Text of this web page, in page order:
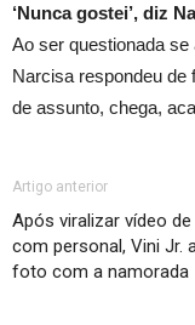
‘Nunca gostei’, diz
Ao ser questionada se
Narcisa respondeu de
de assunto, chega,
Artigo anterior
Após viralizar vídeo de
com personal, Vini Jr.
foto com a namorada